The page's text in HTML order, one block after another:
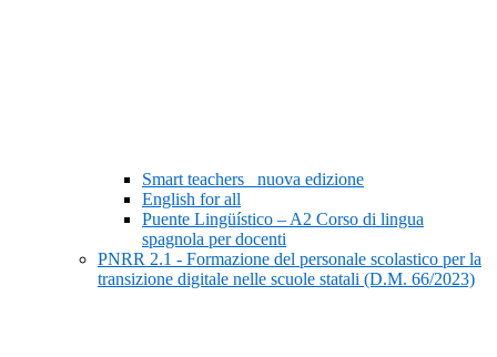
Smart teachers_ nuova edizione
English for all
Puente Lingüístico – A2 Corso di lingua
spagnola per docenti
PNRR 2.1 - Formazione del personale scolastico per la
transizione digitale nelle scuole statali (D.M. 66/2023)